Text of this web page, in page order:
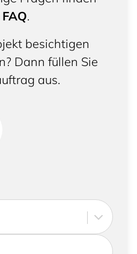
FAQ.
besichtigen
Dann füllen Sie
aus.
eine Privatperson sind
sowie